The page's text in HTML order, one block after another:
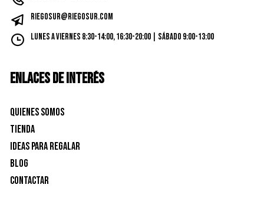
riegosur@riegosur.com
Lunes a Viernes 8:30-14:00, 16:30-20:00 | Sábado 9:00-13:00
ENLACES DE INTERÉS
Quienes Somos
Tienda
Ideas para Regalar
Blog
Contactar